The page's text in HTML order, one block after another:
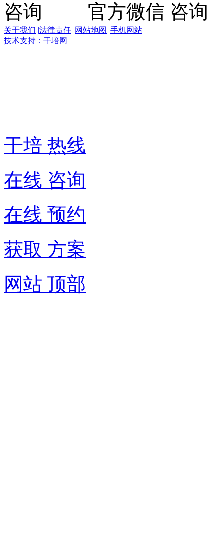
官方微信
关于我们 |法律责任 |网站地图 |手机网站
技术支持：干培网
干培 热线
在线 咨询
在线 预约
获取 方案
网站 顶部